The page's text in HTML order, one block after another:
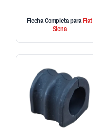
Flecha Completa paraFiat
Siena